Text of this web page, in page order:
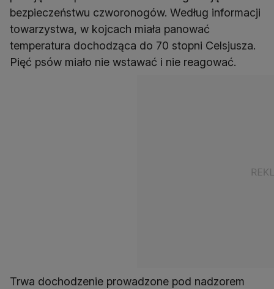
bezpieczeństwu czworonogów. Według informacji
towarzystwa, w kojcach miała panować
temperatura dochodząca do 70 stopni Celsjusza.
Pięć psów miało nie wstawać i nie reagować.
Trwa dochodzenie prowadzone pod nadzorem